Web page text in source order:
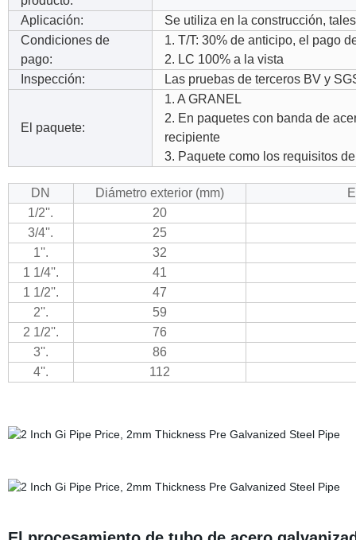
Aplicación:
Se utiliza en la construcción,
Condiciones de
pago:
1. T/T: 30% de anticipo, el pago
2. LC 100% a la vista
Inspección:
Las pruebas de terceros BV y
El paquete:
1. A GRANEL
2. En paquetes con banda de
recipiente
3. Paquete como los requisitos
DN Diámetro exterior (mm)
1/2''.
20
3/4''.
25
1''.
32
1 1/4''.
41
1 1/2''.
47
2''.
59
2 1/2''.
76
3''.
86
4''.
112